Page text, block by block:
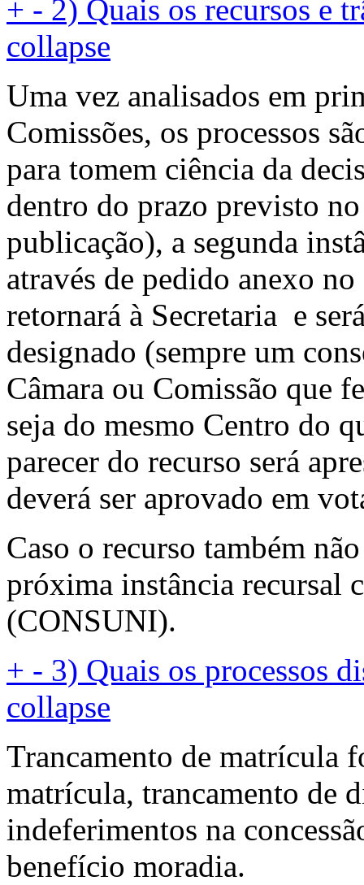
+ - 2) Quais os recursos e
collapse
Uma vez analisados em
Comissões, os processos
para tomem ciência da
dentro do prazo previsto
publicação), a segunda
através de pedido anexo
retornará à Secretaria e
designado (sempre um
Câmara ou Comissão que
seja do mesmo Centro do
parecer do recurso será
deverá ser aprovado em
Caso o recurso também
próxima instância recursal
(CONSUNI).
+ - 3) Quais os processos
collapse
Trancamento de matrícula
matrícula, trancamento de
indeferimentos na
benefício moradia.